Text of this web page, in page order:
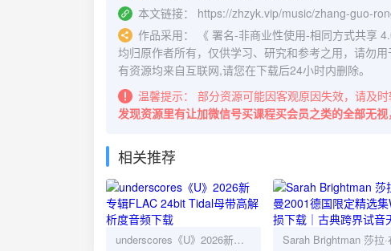
本文链接：
https://zhzyk.vip/music/zhang-guo-
作品采用：
《 署名-非商业性使用-相同方式共享
均归原作者所有，仅供学习、研究和参考之用，请勿
有资源均来自互联网,请您在下载后24小时内删除。
温馨提示：
部分资源可能因客观原因失效，请及
发现资源里有让加微信号买课程买会员之类的全部无视
相关推荐
underscores《U》2026新专辑FLAC 24bit Tidal母带高解析度音频下载